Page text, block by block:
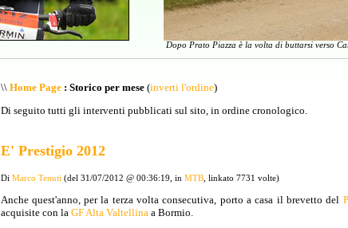
Dopo Prato Piazza è la volta di buttarsi verso
\\ Home Page: Storico per mese(inverti l'ordine)
Di seguito tutti gli interventi pubblicati sul sito, in ordine cronologico.
E' Prestigio 2012
Di Marco Tenuti(del 31/07/2012 @ 00:36:19, in MTB, linkato 7731 volte)
Anche quest'anno, per la terza volta consecutiva, porto a casa il brevetto del
acquisite con la GF Alta Valtellina a Bormio.